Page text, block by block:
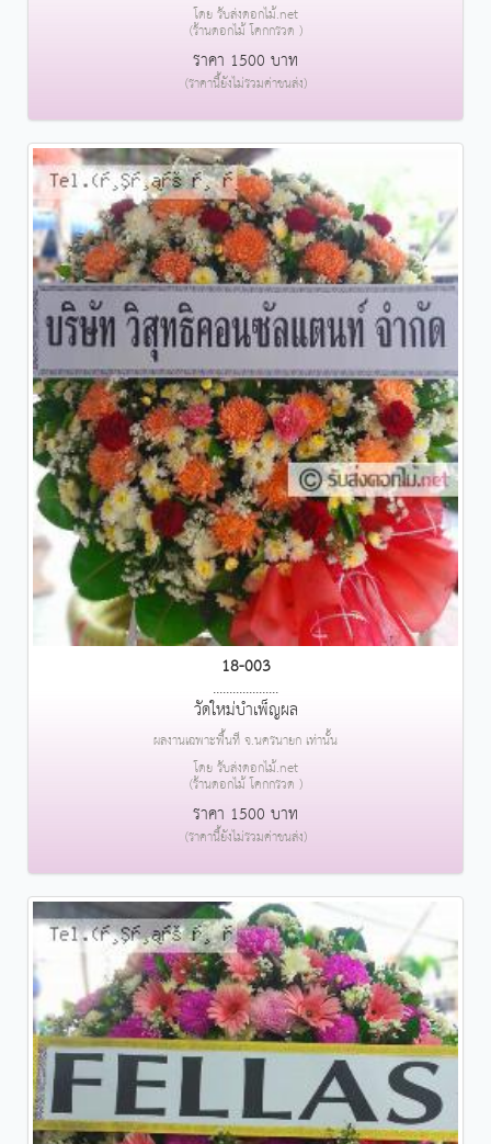
โดย รับส่งดอกไม้.net
(ร้านดอกไม้ โคกกรวด )
ราคา 1500 บาท
(ราคานี้ยังไม่รวมค่าขนส่ง)
18-003
....................
วัดใหม่บำเพ็ญผล
ผลงานเฉพาะพื้นที่ จ.นครนายก เท่านั้น
โดย รับส่งดอกไม้.net
(ร้านดอกไม้ โคกกรวด )
ราคา 1500 บาท
(ราคานี้ยังไม่รวมค่าขนส่ง)